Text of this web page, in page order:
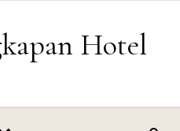
Hotel